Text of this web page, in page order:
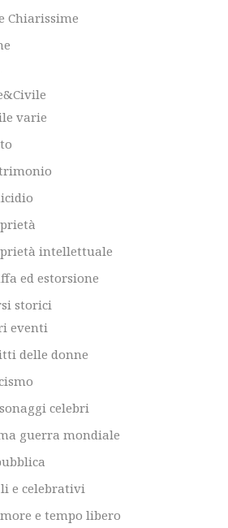
Chiarissime
varie
intellettuale
ed estorsione
storici
eventi
delle donne
celebri
guerra mondiale
e celebrativi
e tempo libero